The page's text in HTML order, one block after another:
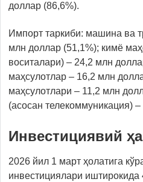
доллар (86,6%).
Импорт таркиби: машина ва
млн доллар (51,1%); кимё
воситалари) – 24,2 млн
маҳсулотлар – 16,2 млн
маҳсулотлари – 11,2 млн
(асосан телекоммуникация)
Инвестициявий
2026 йил 1 март ҳолатига
инвестициялари